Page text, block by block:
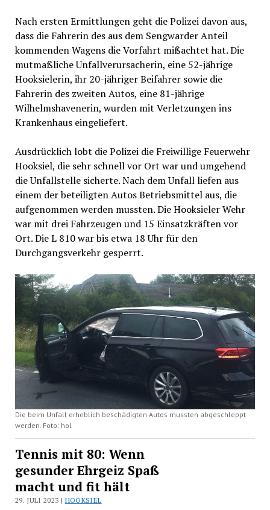
Nach ersten Ermittlungen geht die Polizei davon aus,
dass die Fahrerin des aus dem Sengwarder Anteil
kommenden Wagens die Vorfahrt mißachtet hat. Die
mutmaßliche Unfallverursacherin, eine 52-jährige
Hooksielerin, ihr 20-jähriger Beifahrer sowie die
Fahrerin des zweiten Autos, eine 81-jährige
Wilhelmshavenerin, wurden mit Verletzungen ins
Krankenhaus eingeliefert.
Ausdrücklich lobt die Polizei die Freiwillige Feuerwehr
Hooksiel, die sehr schnell vor Ort war und umgehend
die Unfallstelle sicherte. Nach dem Unfall liefen aus
einem der beteiligten Autos Betriebsmittel aus, die
aufgenommen werden mussten. Die Hooksieler Wehr
war mit drei Fahrzeugen und 15 Einsatzkräften vor
Ort. Die L 810 war bis etwa 18 Uhr für den
Durchgangsverkehr gesperrt.
Die beim Unfall erheblich beschädigten Autos mussten abgeschleppt
werden. Foto: hol
Tennis mit 80: Wenn
gesunder Ehrgeiz Spaß
macht und fit hält
29. JULI 2023 | HOOKSIEL